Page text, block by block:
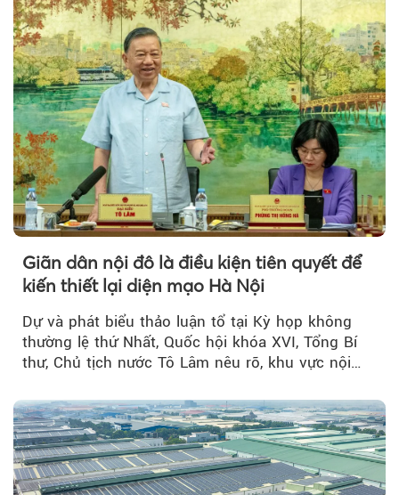
Giãn dân nội đô là điều kiện tiên quyết để
kiến thiết lại diện mạo Hà Nội
Dự và phát biểu thảo luận tổ tại Kỳ họp không
thường lệ thứ Nhất, Quốc hội khóa XVI, Tổng Bí
thư, Chủ tịch nước Tô Lâm nêu rõ, khu vực nội